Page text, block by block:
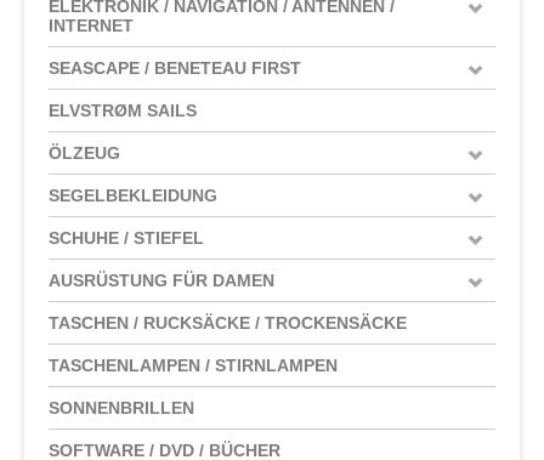
ELEKTRONIK / NAVIGATION / ANTENNEN /
INTERNET
SEASCAPE / BENETEAU FIRST
ELVSTRØM SAILS
ÖLZEUG
SEGELBEKLEIDUNG
SCHUHE / STIEFEL
AUSRÜSTUNG FÜR DAMEN
TASCHEN / RUCKSÄCKE / TROCKENSÄCKE
TASCHENLAMPEN / STIRNLAMPEN
SONNENBRILLEN
SOFTWARE / DVD / BÜCHER